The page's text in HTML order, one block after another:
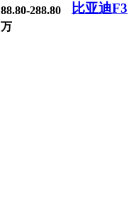
88.80-288.80
万
比亚迪F3